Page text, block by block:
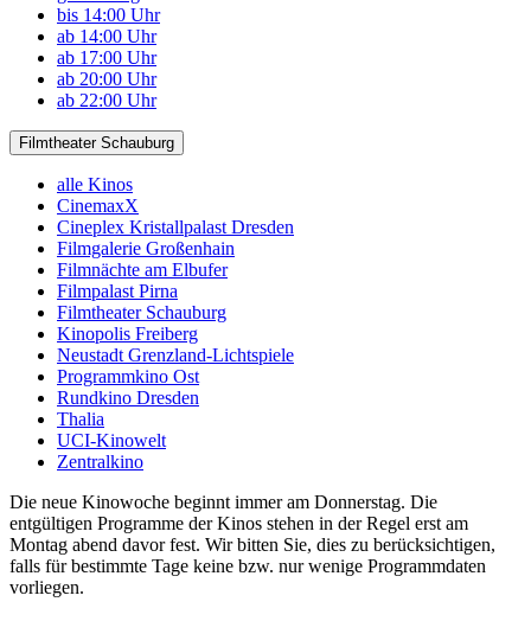
bis 14:00 Uhr
ab 14:00 Uhr
ab 17:00 Uhr
ab 20:00 Uhr
ab 22:00 Uhr
Filmtheater Schauburg
alle Kinos
CinemaxX
Cineplex Kristallpalast Dresden
Filmgalerie Großenhain
Filmnächte am Elbufer
Filmpalast Pirna
Filmtheater Schauburg
Kinopolis Freiberg
Neustadt Grenzland-Lichtspiele
Programmkino Ost
Rundkino Dresden
Thalia
UCI-Kinowelt
Zentralkino
Die neue Kinowoche beginnt immer am Donnerstag. Die
entgültigen Programme der Kinos stehen in der Regel erst am
Montag abend davor fest. Wir bitten Sie, dies zu berücksichtigen,
falls für bestimmte Tage keine bzw. nur wenige Programmdaten
vorliegen.